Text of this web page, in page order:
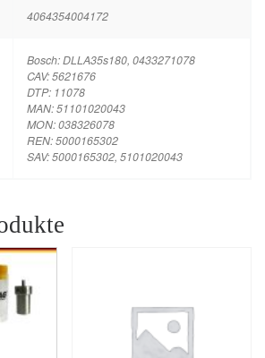
4064354004172
Bosch: DLLA35s180, 0433271078
CAV: 5621676
DTP: 11078
MAN: 51101020043
MON: 038326078
REN: 5000165302
SAV: 5000165302, 5101020043